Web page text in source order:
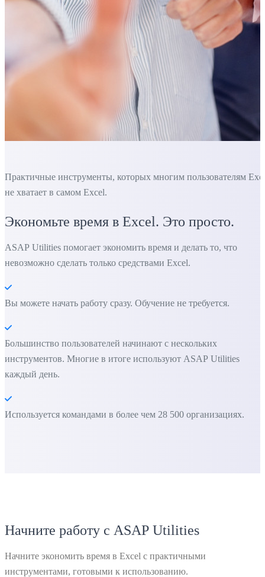
Практичные инструменты, которых многим пользователям
не хватает в самом Excel.
Экономьте время в Excel. Это просто.
ASAP Utilities помогает экономить время и делать то, что
невозможно сделать только средствами Excel.
Вы можете начать работу сразу. Обучение не требуется.
Большинство пользователей начинают с нескольких
инструментов. Многие в итоге используют ASAP Utilities
каждый день.
Используется командами в более чем 28 500 организациях.
Начните работу с ASAP Utilities
Начните экономить время в Excel с практичными
инструментами, готовыми к использованию.